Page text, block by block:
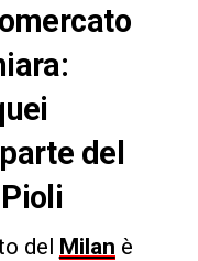
del
del Milan è